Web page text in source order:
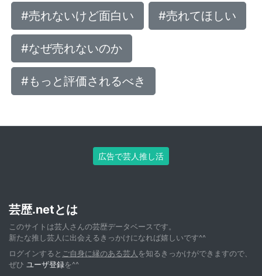
#売れないけど面白い #売れてほしい
#なぜ売れないのか
#もっと評価されるべき
広告で芸人推し活
芸歴.netとは
このサイトは芸人さんの芸歴データベースです。
新たな推し芸人に出会えるきっかけになれば嬉しいです^^
ログインすると ご自身に縁のある芸人 を知るきっかけができますので、
ぜひ ユーザ登録を^^